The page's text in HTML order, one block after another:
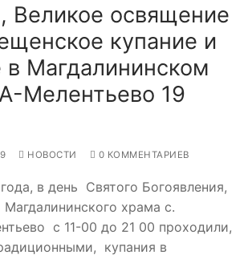
Великое освящение
купание и
в Магдалининском
Мелентьево 19
НОВОСТИ 0 КОММЕНТАРИЕВ
в день Святого Богоявления,
храма с.
с 11-00 до 21 00 проходили,
купания в